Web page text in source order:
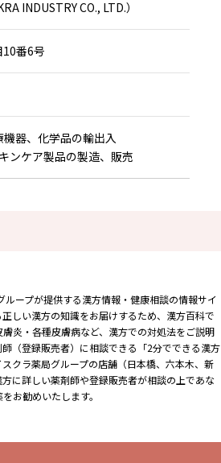
INDUSTRY CO., LTD.）
番6号
器、化学品の輸出入
ンケア製品の製造、販売
ープが提供する漢方情報・健康相談の情報サイ
しい漢方の知識をお届けするため、漢方百科で
炎・各種皮膚病など、漢方での対処法をご説明
（登録販売者）に相談できる「2分でできる漢方
クラ薬局グループの店舗（日本橋、六本木、新
に詳しい薬剤師や登録販売者が相談の上であな
お勧めいたします。